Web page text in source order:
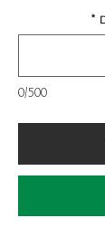
*
0/500